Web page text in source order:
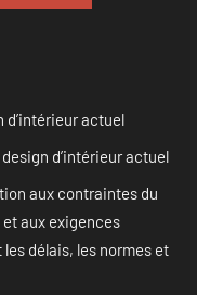
d’intérieur actuel
d’intérieur actuel
aux contraintes du
aux exigences
délais, les normes et